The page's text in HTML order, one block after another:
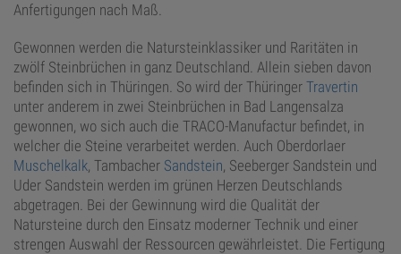
Anfertigungen nach Maß.
Gewonnen werden die Natursteinklassiker und Raritäten in
zwölf Steinbrüchen in ganz Deutschland. Allein sieben davon
befinden sich in Thüringen. So wird der Thüringer Travertin
unter anderem in zwei Steinbrüchen in Bad Langensalza
gewonnen, wo sich auch die TRACO-Manufactur befindet, in
welcher die Steine verarbeitet werden. Auch Oberdorlaer
Muschelkalk, Tambacher Sandstein, Seeberger Sandstein und
Uder Sandstein werden im grünen Herzen Deutschlands
abgetragen. Bei der Gewinnung wird die Qualität der
Natursteine durch den Einsatz moderner Technik und einer
strengen Auswahl der Ressourcen gewährleistet. Die Fertigung